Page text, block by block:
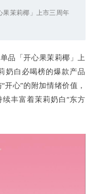
果茉莉椰」上市三周年
品「开心果茉莉椰」上
奶白必喝榜的爆款产品
心”的附加情绪价值，
丰富着茉莉奶白“东方